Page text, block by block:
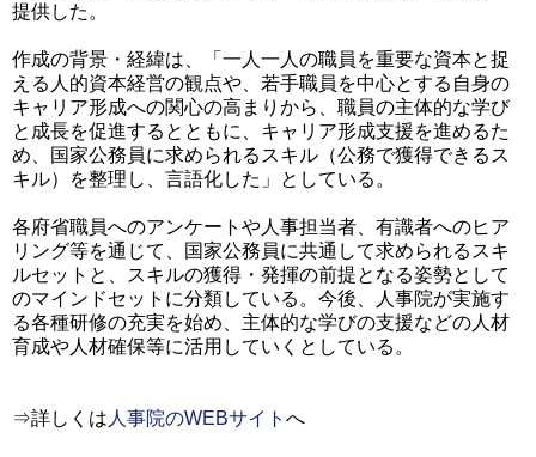
提供した。
作成の背景・経緯は、「一人一人の職員を重要な資本と捉
える人的資本経営の観点や、若手職員を中心とする自身の
キャリア形成への関心の高まりから、職員の主体的な学び
と成長を促進するとともに、キャリア形成支援を進めるた
め、国家公務員に求められるスキル（公務で獲得できるス
キル）を整理し、言語化した」としている。
各府省職員へのアンケートや人事担当者、有識者へのヒア
リング等を通じて、国家公務員に共通して求められるスキ
ルセットと、スキルの獲得・発揮の前提となる姿勢として
のマインドセットに分類している。今後、人事院が実施す
る各種研修の充実を始め、主体的な学びの支援などの人材
育成や人材確保等に活用していくとしている。
⇒詳しくは 人事院のWEBサイト へ